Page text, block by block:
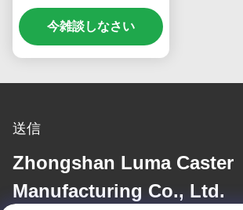
チールキャスター 5イン
チトロリーホイール TPR
食品飲料加工用
今雑談しなさい
送信
Zhongshan Luma Caster
Manufacturing Co., Ltd.